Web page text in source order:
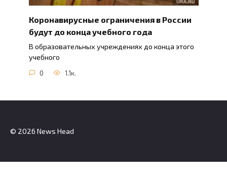
Коронавирусные ограничения в России
будут до конца учебного года
В образовательных учреждениях до конца этого
учебного
0 1.1к.
© 2026 News Head